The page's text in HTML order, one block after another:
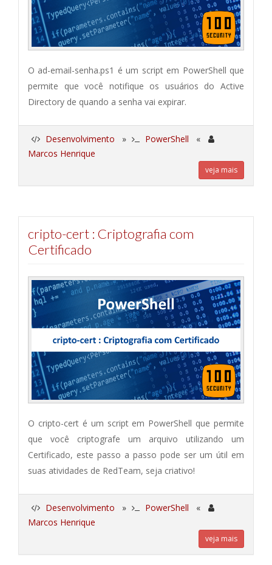
O ad-email-senha.ps1 é um script em PowerShell que
permite que você notifique os usuários do Active
Directory de quando a senha vai expirar.
Desenvolvimento » PowerShell «
Marcos Henrique
veja mais
cripto-cert : Criptografia com
Certificado
O cripto-cert é um script em PowerShell que permite
que você criptografe um arquivo utilizando um
Certificado, este passo a passo pode ser um útil em
suas atividades de RedTeam, seja criativo!
Desenvolvimento » PowerShell «
Marcos Henrique
veja mais